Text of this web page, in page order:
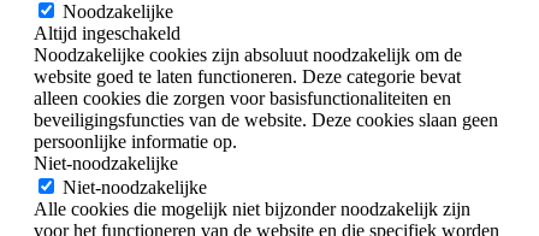
Noodzakelijke
Altijd ingeschakeld
Noodzakelijke cookies zijn absoluut noodzakelijk om de
website goed te laten functioneren. Deze categorie bevat
alleen cookies die zorgen voor basisfunctionaliteiten en
beveiligingsfuncties van de website. Deze cookies slaan geen
persoonlijke informatie op.
Niet-noodzakelijke
Niet-noodzakelijke
Alle cookies die mogelijk niet bijzonder noodzakelijk zijn
voor het functioneren van de website en die specifiek worden